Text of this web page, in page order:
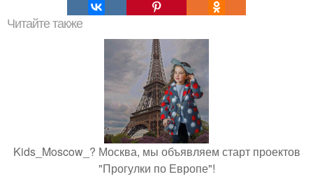
Читайте также
Kids_Moscow_? Москва, мы объявляем старт проектов
"Прогулки по Европе"!